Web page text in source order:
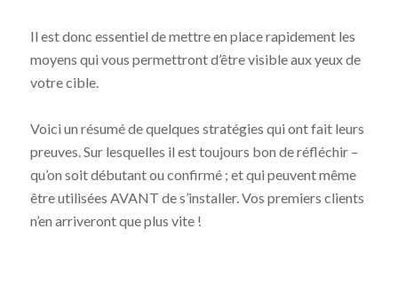
Il est donc essentiel de mettre en place rapidement les
moyens qui vous permettront d’être visible aux yeux de
votre cible.
Voici un résumé de quelques stratégies qui ont fait leurs
preuves. Sur lesquelles il est toujours bon de réfléchir –
qu’on soit débutant ou confirmé ; et qui peuvent même
être utilisées AVANT de s’installer. Vos premiers clients
n’en arriveront que plus vite !